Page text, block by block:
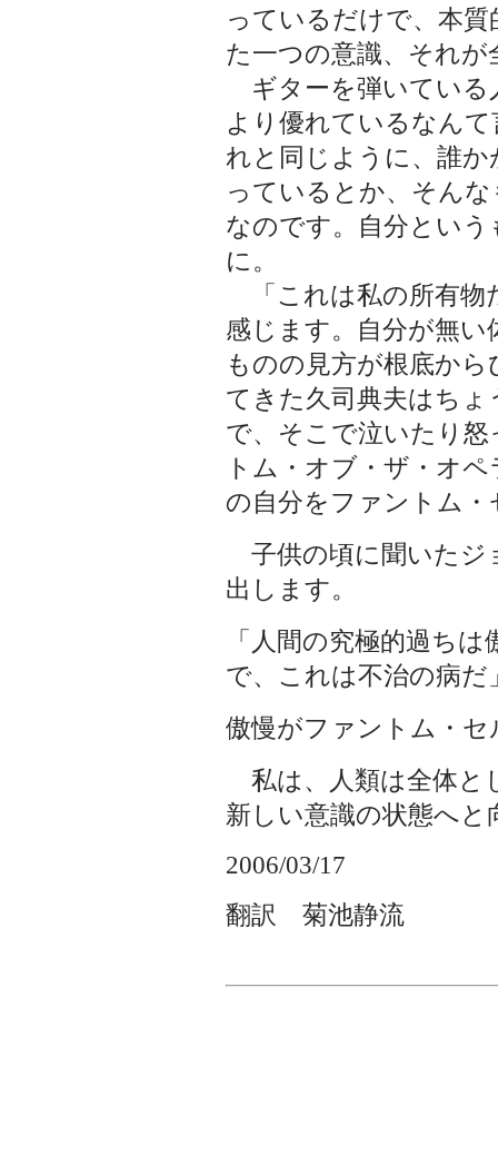
っているだけで、本
た一つの意識、それ
ギターを弾いている
より優れているなん
れと同じように、誰
っているとか、そん
なのです。自分とい
に。
「これは私の所有物
感じます。自分が無
ものの見方が根底か
てきた久司典夫はち
で、そこで泣いたり
トム・オブ・ザ・オ
の自分をファントム
子供の頃に聞いたジ
出します。
「人間の究極的過ち
で、これは不治の病だ
傲慢がファントム・
私は、人類は全体と
新しい意識の状態へ
2006/03/17
翻訳 菊池静流